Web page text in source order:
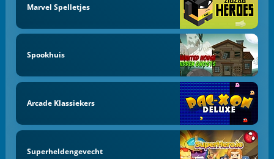
Marvel Spelletjes
Spookhuis
Arcade Klassiekers
Superheldengevecht